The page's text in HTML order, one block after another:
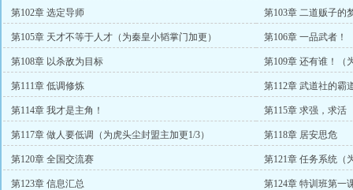
吗？）
第102章 选定导师 第103章 二道贩子的
第105章 天才不等于人才（为秦皇小韬掌门加更） 第106章 一品武者！
第108章 以杀敌为目标 第109章 还有谁！（
第111章 低调修炼 第112章 武道社的霸
第114章 我才是主角！ 第115章 求强，求活
第117章 做人要低调（为虎头尘封盟主加更1/3） 第118章 居安思危
第120章 全国交流赛 第121章 任务系统（
第123章 信息汇总 第124章 特训班第一